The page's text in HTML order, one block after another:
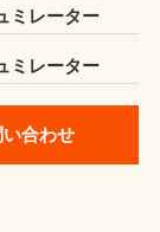
ミレーター
ミレーター
い合わせ